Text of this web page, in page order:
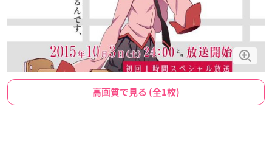
高画質で見る (全1枚)